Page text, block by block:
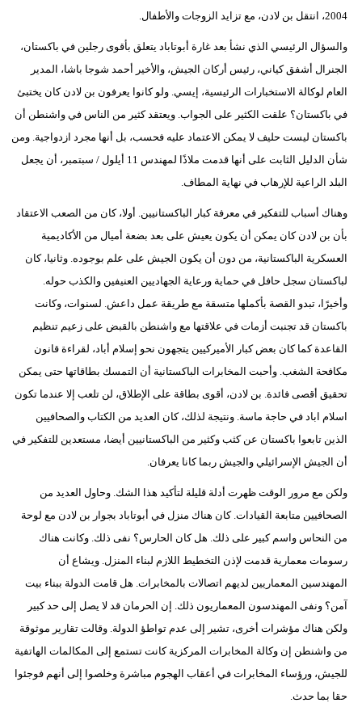
2004، انتقل بن لادن، مع تزايد الزوجات والأطفال.
والسؤال الرئيسي الذي نشأ بعد غارة أبوتاباد يتعلق بأقوى رجلين في باكستان،
الجنرال أشفق كياني، رئيس أركان الجيش، والأخير أحمد شوجا باشا، المدير
العام لوكالة الاستخبارات الرئيسية، إيسي. ولو كانوا يعرفون بن لادن كان يختبئ
في باكستان؟ علقت الكثير على الجواب. ويعتقد كثير من الناس في واشنطن أن
باكستان ليست حليف لا يمكن الاعتماد عليه فحسب، بل أنها مجرد ازدواجية. ومن
شأن الدليل الثابت على أنها قدمت ملاذًا لمهندس 11 أيلول / سبتمبر، أن يجعل
البلد الراعية للإرهاب في نهاية المطاف.
وهناك أسباب للتفكير في معرفة كبار الباكستانيين. أولا، كان من الصعب الاعتقاد
بأن بن لادن كان يمكن أن يكون يعيش على بعد بضعة أميال من الأكاديمية
العسكرية الباكستانية، من دون أن يكون الجيش على علم بوجوده. وثانيا، كان
لباكستان سجل حافل في حماية ورعاية الجهاديين العنيفين والكذب حوله.
وأخيرًا، تبدو القصة بأكملها متسقة مع طريقة عمل داعش. لسنوات، وكانت
باكستان قد تجنبت أزمات في علاقتها مع واشنطن بالقبض على زعيم تنظيم
القاعدة كما كان بعض كبار الأميركيين يتجهون نحو إسلام أباد، لقراءة قانون
مكافحة الشغب. وأحبت المخابرات الباكستانية أن التمسك بطاقاتها حتى يمكن
تحقيق أقصى فائدة. بن لادن، أقوى بطاقة على الإطلاق، لن تلعب إلا عندما تكون
اسلام اباد في حاجة ماسة. ونتيجة لذلك، كان العديد من الكتاب والصحافيين
الذين تابعوا باكستان عن كثب وكثير من الباكستانيين أيضا، مستعدين للتفكير في
أن الجيش الإسرائيلي والجيش ربما كانا يعرفان.
ولكن مع مرور الوقت ظهرت أدلة قليلة لتأكيد هذا الشك. وحاول العديد من
الصحافيين متابعة القيادات. كان هناك منزل في أبوتاباد بجوار بن لادن مع لوحة
من النحاس واسم كبير على ذلك. هل كان الحارس؟ نفى ذلك. وكانت هناك
رسومات معمارية قدمت لإذن التخطيط اللازم لبناء المنزل. ويشاع أن
المهندسين المعماريين لديهم اتصالات بالمخابرات. هل قامت الدولة ببناء بيت
آمن؟ ونفى المهندسون المعماريون ذلك. إن الحرمان قد لا يصل إلى حد كبير
ولكن هناك مؤشرات أخرى، تشير إلى عدم تواطؤ الدولة. وقالت تقارير موثوقة
من واشنطن إن وكالة المخابرات المركزية كانت تستمع إلى المكالمات الهاتفية
للجيش، ورؤساء المخابرات في أعقاب الهجوم مباشرة وخلصوا إلى أنهم فوجئوا
حقا بما حدث.